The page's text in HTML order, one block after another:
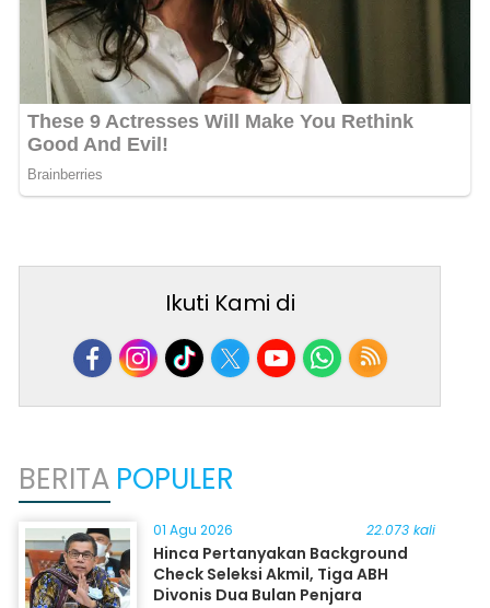
Ikuti Kami di
BERITA POPULER
01 Agu 2026 22.073 kali
Hinca Pertanyakan Background
Check Seleksi Akmil, Tiga ABH
Divonis Dua Bulan Penjara